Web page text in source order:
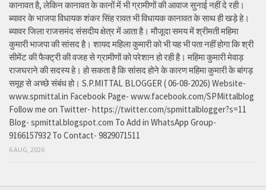
कानावत है, लेकिन कानावत के कानों में भी ग्रामीणों की आवाज सुनाई नहीं दे रही।
ब्यावर के भाजपा विधायक शंकर सिंह रावत भी विधायक कानावत के साथ ही खड़े हे।
ब्यावर जिला राजसमंद संसदीय क्षेत्र में आता है। मौजूदा समय में श्रीमती महिमा
कुमारी भाजपा की सांसद है। शायद महिला कुमारी को भी यह भी पता नहीं होगा कि श्री
सीमेंट की फैक्ट्री की वजह से ग्रामीणों को परेशान हो रही है। महिमा कुमारी मेवाड़
राजघराने की सदस्य हे। हो सकता है कि सांसद होने के कारण महिमा कुमारी के बांगड़
समूह से अच्छे संबंध हो। S.P.MITTAL BLOGGER ( 06-08-2026) Website-
www.spmittal.in Facebook Page- www.facebook.com/SPMittalblog
Follow me on Twitter- https://twitter.com/spmittalblogger?s=11
Blog- spmittal.blogspot.com To Add in WhatsApp Group-
9166157932 To Contact- 9829071511
6 AUG, 2026